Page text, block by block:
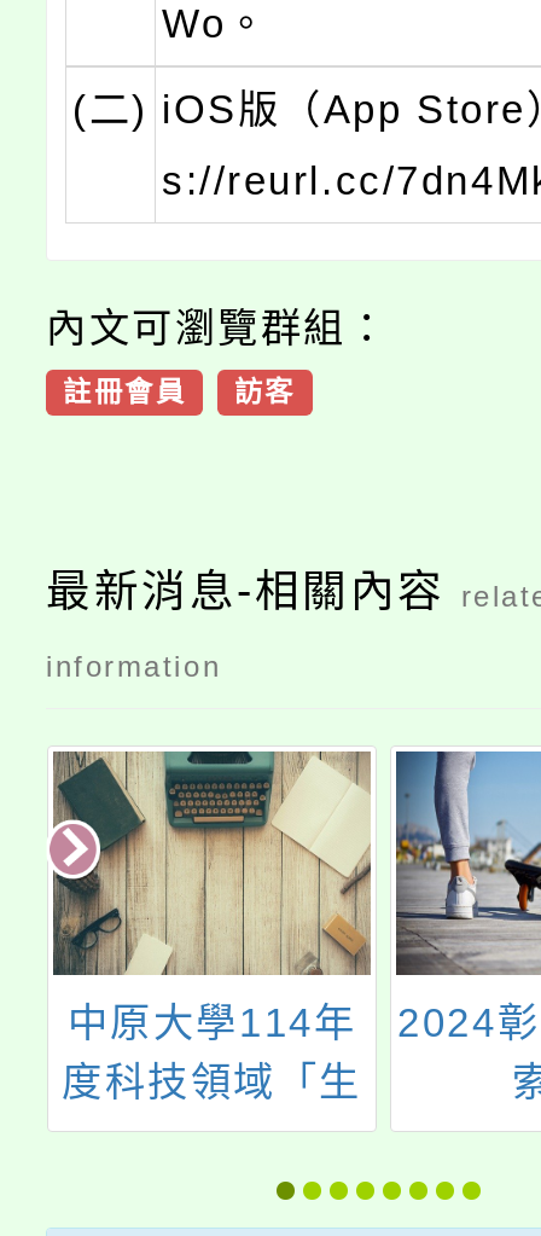
Wo。
(二) iOS版（App Store
s://reurl.cc/
內文可瀏覽群組：
註冊會員 訪客
最新消息-相關內容
information
中原大學114年
度科技領域「生
活科技科」教師
在職進修第二專
2024